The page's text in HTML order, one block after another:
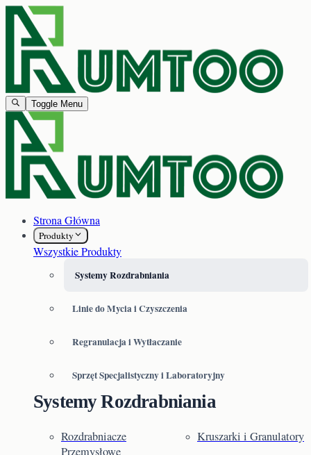
Toggle Menu
Strona Główna
Produkty
Wszystkie Produkty
Systemy Rozdrabniania
Linie do Mycia i Czyszczenia
Regranulacja i Wytłaczanie
Sprzęt Specjalistyczny i Laboratoryjny
Systemy Rozdrabniania
Rozdrabniacze
Przemysłowe
Kruszarki i Granulatory